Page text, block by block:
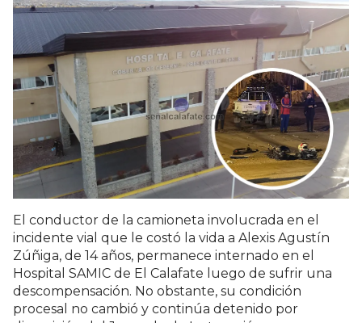
El conductor de la camioneta involucrada en el
incidente vial que le costó la vida a Alexis Agustín
Zúñiga, de 14 años, permanece internado en el
Hospital SAMIC de El Calafate luego de sufrir una
descompensación. No obstante, su condición
procesal no cambió y continúa detenido por